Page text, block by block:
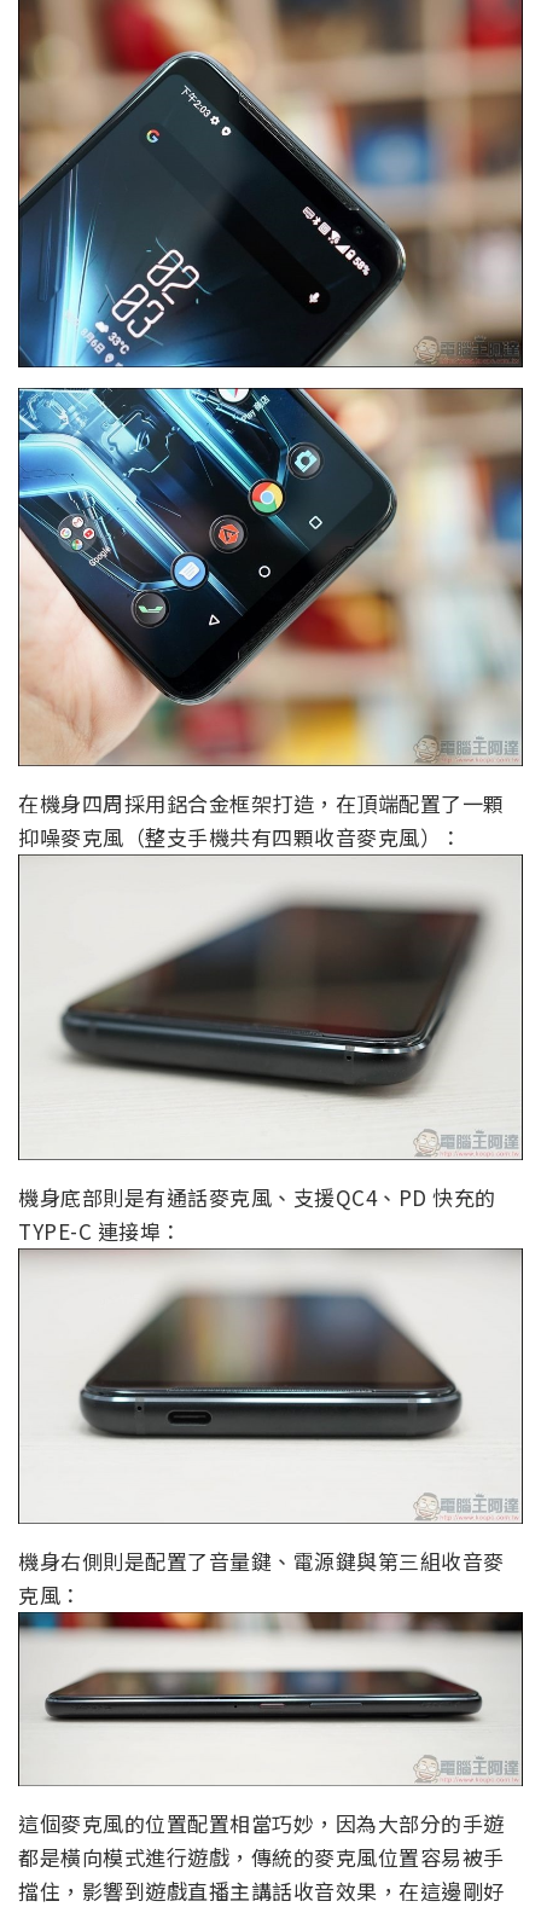
在機身四周採用鋁合金框架打造，在頂端配置了一顆
抑噪麥克風（整支手機共有四顆收音麥克風）：
機身底部則是有通話麥克風、支援QC4、PD 快充的
TYPE-C 連接埠：
機身右側則是配置了音量鍵、電源鍵與第三組收音麥
克風：
這個麥克風的位置配置相當巧妙，因為大部分的手遊
都是橫向模式進行遊戲，傳統的麥克風位置容易被手
擋住，影響到遊戲直播主講話收音效果，在這邊剛好